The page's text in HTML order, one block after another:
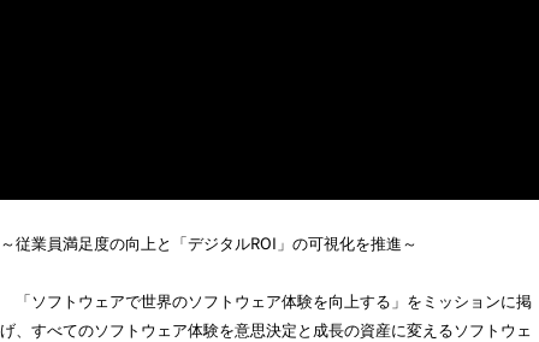
～従業員満足度の向上と「デジタルROI 」の可視化を推進～
「ソフトウェアで世界のソフトウェア体験を向上する」をミッションに掲
げ、すべてのソフトウェア体験を意思決定と成長の資産に変えるソフトウェ